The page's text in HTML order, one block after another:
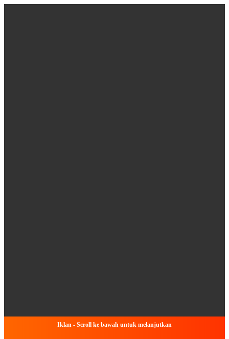
Iklan - Scroll ke bawah untuk melanjutkan